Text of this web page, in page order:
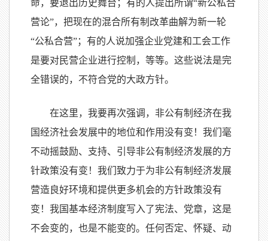
命，要退出历史舞台；有的人提出所谓“新公私合
营论”，把现在的混合所有制改革曲解为新一轮
“公私合营”；有的人说加强企业党建和工会工作
是要对民营企业进行控制，等等。这些说法是完
全错误的，不符合党的大政方针。
在这里，我要再次强调，非公有制经济在我
国经济社会发展中的地位和作用没有变！我们毫
不动摇鼓励、支持、引导非公有制经济发展的方
针政策没有变！我们致力于为非公有制经济发展
营造良好环境和提供更多机会的方针政策没有
变！我国基本经济制度写入了宪法、党章，这是
不会变的，也是不能变的。任何否定、怀疑、动